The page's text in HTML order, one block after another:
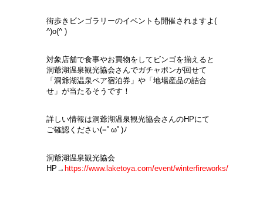
街歩きビンゴラリーのイベントも開催されますよ(
^)o(^ )
対象店舗で食事やお買物をしてビンゴを揃えると
洞爺湖温泉観光協会さんでガチャポンが回せて
「洞爺湖温泉ペア宿泊券」や「地場産品の詰合
せ」が当たるそうです！
詳しい情報は洞爺湖温泉観光協会さんのHPにて
ご確認ください(=ﾟωﾟ)ﾉ
洞爺湖温泉観光協会
HP→https://www.laketoya.com/event/winterfireworks/